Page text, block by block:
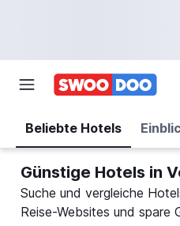
Beliebte Hotels
Günstige Hotels in
Suche und vergleiche
Reise-Websites und spare